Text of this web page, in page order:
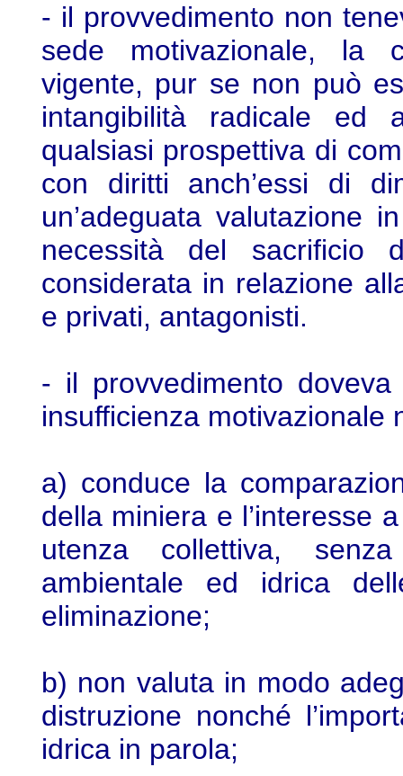
- il provvedimento non
sede motivazionale, la
vigente, pur se non può
intangibilità radicale ed
qualsiasi prospettiva di
con diritti anch’essi di
un’adeguata valutazione
necessità del
considerata in relazione
e privati, antagonisti.
- il provvedimento
insufficienza motivazionale
a) conduce la
della miniera e l’interesse
utenza collettiva,
ambientale ed idrica
eliminazione;
b) non valuta in modo
distruzione nonché
idrica in parola;